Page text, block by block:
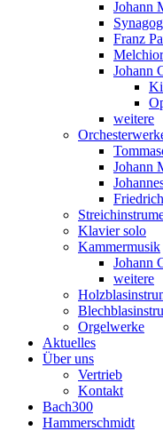
Johann
Franz
Johann
weitere
Johann
Klavier solo
Kammermusik
Johann
weitere
Orgelwerke
Aktuelles
Über uns
Vertrieb
Kontakt
Bach300
Hammerschmidt